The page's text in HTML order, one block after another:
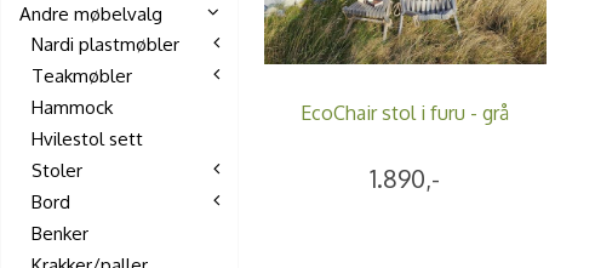
Andre møbelvalg
Nardi plastmøbler
Teakmøbler
Hammock
Hvilestol sett
Stoler
Bord
Benker
EcoChair stol i furu - grå
1.890,-